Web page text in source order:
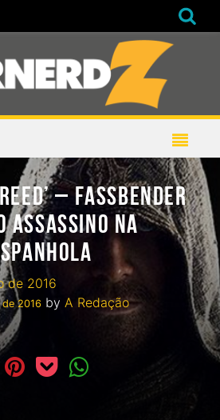
– FASSBENDER
ASSASSINO NA
de 2016
2016 by A Redação